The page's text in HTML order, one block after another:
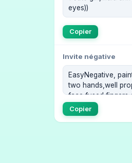
Copier
Invite négative
Copier